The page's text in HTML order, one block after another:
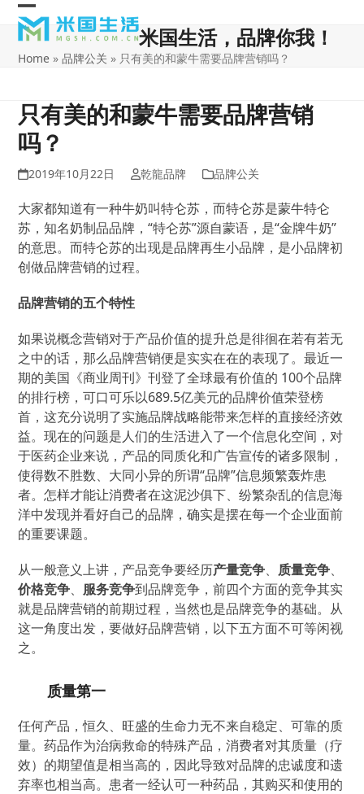
Skip
content
Open
mobile
Close
mobile
米国生活，品牌你我！
Home »品牌公关 » 只有美的和蒙牛需要品牌营销吗？
只有美的和蒙牛需要品牌营销
吗？
2019年10月22日 乾龍品牌 品牌公关
大家都知道有一种牛奶叫特仑苏，而特仑苏是蒙牛特仑
苏，知名奶制品品牌，“特仑苏”源自蒙语，是“金牌牛奶”
的意思。而特仑苏的出现是品牌再生小品牌，是小品牌初
创做品牌营销的过程。
品牌营销的五个特性
如果说概念营销对于产品价值的提升总是徘徊在若有若无
之中的话，那么品牌营销便是实实在在的表现了。最近一
期的美国《商业周刊》刊登了全球最有价值的 100个品牌
的排行榜，可口可乐以689.5亿美元的品牌价值荣登榜
首，这充分说明了实施品牌战略能带来怎样的直接经济效
益。现在的问题是人们的生活进入了一个信息化空间，对
于医药企业来说，产品的同质化和广告宣传的诸多限制，
使得数不胜数、大同小异的所谓“品牌”信息频繁轰炸患
者。怎样才能让消费者在这泥沙俱下、纷繁杂乱的信息海
洋中发现并看好自己的品牌，确实是摆在每一个企业面前
的重要课题。
从一般意义上讲，产品竞争要经历产量竞争、 质量竞争、
价格竞争、 服务竞争到品牌竞争，前四个方面的竞争其实
就是品牌营销的前期过程，当然也是品牌竞争的基础。从
这一角度出发，要做好品牌营销，以下五方面不可等闲视
之。
质量第一
任何产品，恒久、旺盛的生命力无不来自稳定、可靠的质
量。药品作为治病救命的特殊产品，消费者对其质量（疗
效）的期望值是相当高的，因此导致对品牌的忠诚度和遗
弃率也相当高。患者一经认可一种药品，其购买和使用的